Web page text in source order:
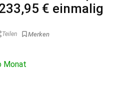
€ einmalig
Teilen
Monat